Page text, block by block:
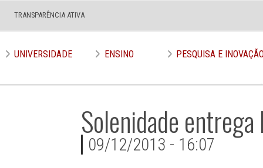
TRANSPARÊNCIA ATIVA
UNIVERSIDADE ENSINO PESQUISA E
Solenidade
09/12/2013 - 16:07